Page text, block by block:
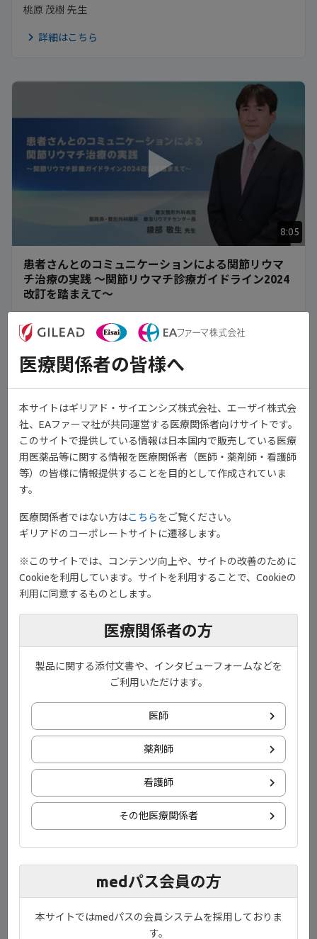
桃原 茂樹 先生
詳細はこちら
8:05
患者さんとのコミュニケーションによる関節リウマ
チ治療の実践 ～関節リウマチ診療ガイドライン2024
改訂を踏まえて～
慶友整形外科病院
副院長・整形外科部長 慶友リウマチセンター長
綾部 敬生 先生
4:32
コミュニケーション①
慶應義塾大学医学部
リウマチ・膠原病内科 教授
より良い関節リウマチ治療を目指した患者さんとの
医療関係者の皆様へ
本サイトはギリアド・サイエンシズ株式会社、エーザイ株式会
社、EAファーマ社が共同運営する医療関係者向けサイトです。
このサイトで提供している情報は日本国内で販売している医療
用医薬品等に関する情報を医療関係者（医師・薬剤師・看護師
等）の皆様に情報提供することを目的として作成されていま
す。
医療関係者ではない方はこちらをご覧ください。
ギリアドのコーポレートサイトに遷移します。
※このサイトでは、コンテンツ向上や、サイトの改善のために
Cookieを利用しています。サイトを利用することで、Cookieの
利用に同意するものとします。
医療関係者の方
製品に関する添付文書や、インタビューフォームなどを
ご利用いただけます。
医師
薬剤師
看護師
その他医療関係者
medパス会員の方
本サイトではmedパスの会員システムを採用しておりま
す。